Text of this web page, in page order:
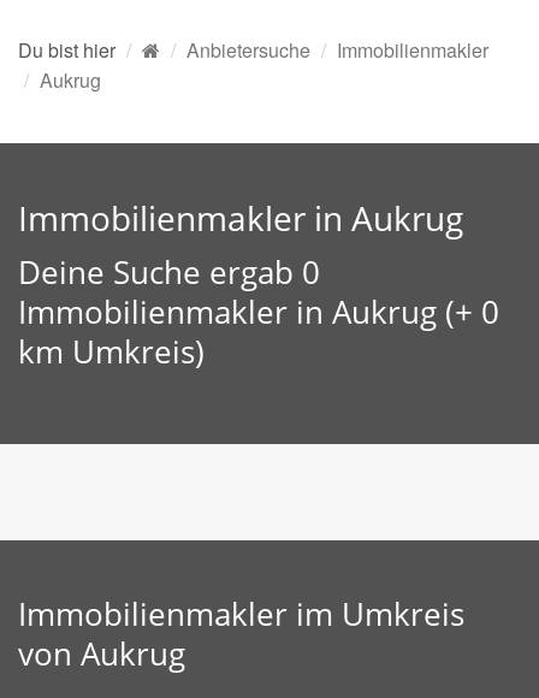
Du bist hier Anbietersuche
Immobilienmakler
Aukrug
Immobilienmakler in Aukrug
Deine Suche ergab 0
Immobilienmakler in Aukrug (+ 0
km Umkreis)
Immobilienmakler im Umkreis
von Aukrug